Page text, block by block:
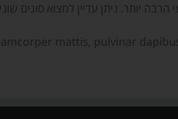
יותר. ניתן עדיין למצוא סוגים